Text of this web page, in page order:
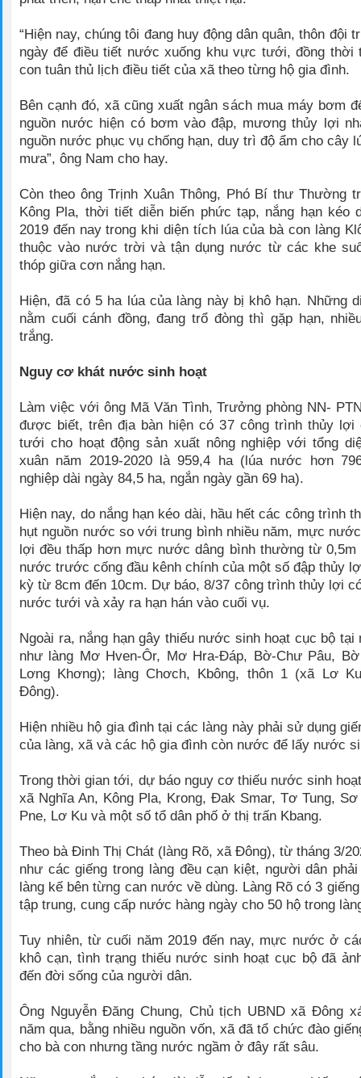
“Hiện nay, chúng tôi đang huy động dân quân, thôn đội
ngày để điều tiết nước xuống khu vực tưới, đồng thời
con tuân thủ lịch điều tiết của xã theo từng hộ gia đình.
Bên cạnh đó, xã cũng xuất ngân sách mua máy bơm
nguồn nước hiện có bơm vào đập, mương thủy lợi
nguồn nước phục vụ chống hạn, duy trì độ ẩm cho cây
mưa”, ông Nam cho hay.
Còn theo ông Trịnh Xuân Thông, Phó Bí thư Thường
Kông Pla, thời tiết diễn biến phức tạp, nắng hạn kéo
2019 đến nay trong khi diện tích lúa của bà con làng
thuộc vào nước trời và tận dụng nước từ các khe
thóp giữa cơn nắng hạn.
Hiện, đã có 5 ha lúa của làng này bị khô hạn. Những
nằm cuối cánh đồng, đang trổ đòng thì gặp hạn,
trắng.
Nguy cơ khát nước sinh hoạt
Làm việc với ông Mã Văn Tình, Trưởng phòng NN-
được biết, trên địa bàn hiện có 37 công trình thủy lợi
tưới cho hoạt động sản xuất nông nghiệp với tổng
xuân năm 2019-2020 là 959,4 ha (lúa nước hơn
nghiệp dài ngày 84,5 ha, ngắn ngày gần 69 ha).
Hiện nay, do nắng hạn kéo dài, hầu hết các công trình
hụt nguồn nước so với trung bình nhiều năm, mực
lợi đều thấp hơn mực nước dâng bình thường từ 0,5m
nước trước cống đầu kênh chính của một số đập thủy
kỳ từ 8cm đến 10cm. Dự báo, 8/37 công trình thủy lợi
nước tưới và xảy ra hạn hán vào cuối vụ.
Ngoài ra, nắng hạn gây thiếu nước sinh hoạt cục bộ
như làng Mơ Hven-Ôr, Mơ Hra-Đáp, Bờ-Chư Pâu,
Lơng Khơng); làng Chơch, Kbông, thôn 1 (xã Lơ
Đông).
Hiện nhiều hộ gia đình tại các làng này phải sử dụng
của làng, xã và các hộ gia đình còn nước để lấy nước
Trong thời gian tới, dự báo nguy cơ thiếu nước sinh
xã Nghĩa An, Kông Pla, Krong, Đak Smar, Tơ Tung,
Pne, Lơ Ku và một số tổ dân phố ở thị trấn Kbang.
Theo bà Đinh Thị Chát (làng Rõ, xã Đông), từ tháng 3/
như các giếng trong làng đều cạn kiệt, người dân
làng kế bên từng can nước về dùng. Làng Rõ có 3
tập trung, cung cấp nước hàng ngày cho 50 hộ trong
Tuy nhiên, từ cuối năm 2019 đến nay, mực nước ở
khô cạn, tình trạng thiếu nước sinh hoạt cục bộ đã
đến đời sống của người dân.
Ông Nguyễn Đăng Chung, Chủ tịch UBND xã Đông
năm qua, bằng nhiều nguồn vốn, xã đã tổ chức đào
cho bà con nhưng tầng nước ngầm ở đây rất sâu.